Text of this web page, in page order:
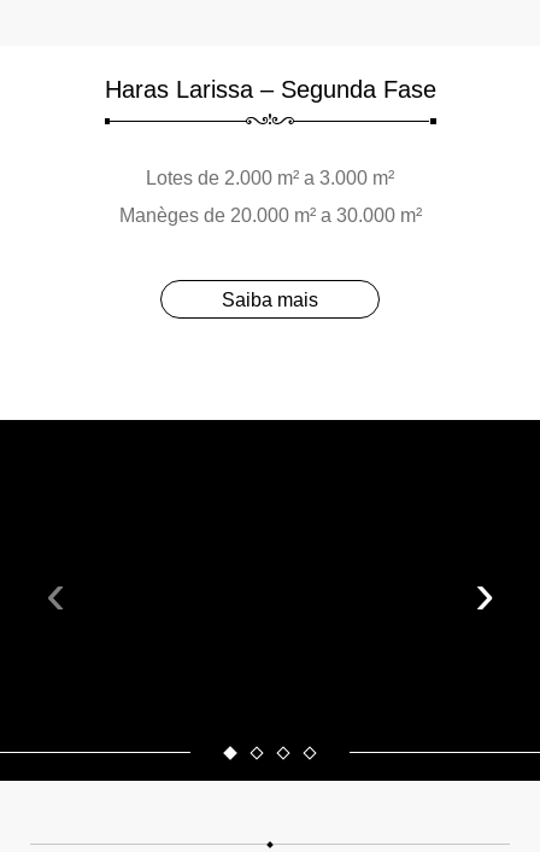
‹ ›
Haras Larissa – Segunda Fase
Lotes de 2.000 m² a 3.000 m²
Manèges de 20.000 m² a 30.000 m²
Saiba mais